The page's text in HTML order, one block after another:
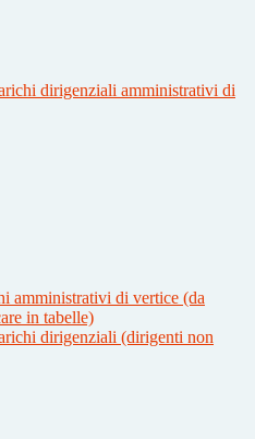
dirigenziali amministrativi di
amministrativi di vertice (da
in tabelle)
dirigenziali (dirigenti non